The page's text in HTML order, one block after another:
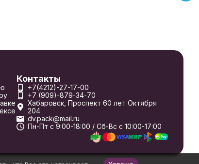
Контакты
+7(4212)-27-17-00
+7 (909)-879-34-70
Хабаровск, Проспект 60 лет Октября
204
dv.pack@mail.ru
Пн-Пт с 9:00-18:00 / Сб-Вс с 10:00-17:00